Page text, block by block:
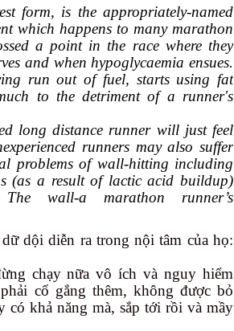
form, is the appropriately-named
which happens to many marathon
a point in the race where they
and when hypoglycaemia ensues.
run out of fuel, starts using fat
to the detriment of a runner's
long distance runner will just feel
runners may also suffer
problems of wall-hitting including
(as a result of lactic acid buildup)
The wall-a marathon runner’s
dội diễn ra trong nội tâm của họ:
chạy nữa vô ích và nguy hiểm
cố gắng thêm, không được bỏ
có khả năng mà, sắp tới rồi và mầy